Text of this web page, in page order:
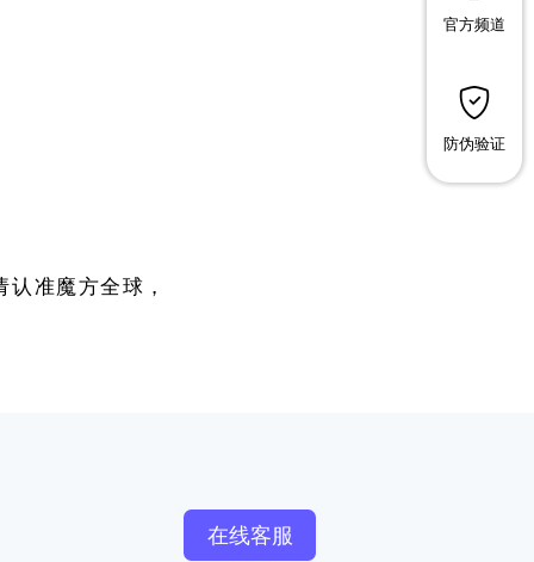
认准魔方全球，
官方频道
防伪验证
在线客服